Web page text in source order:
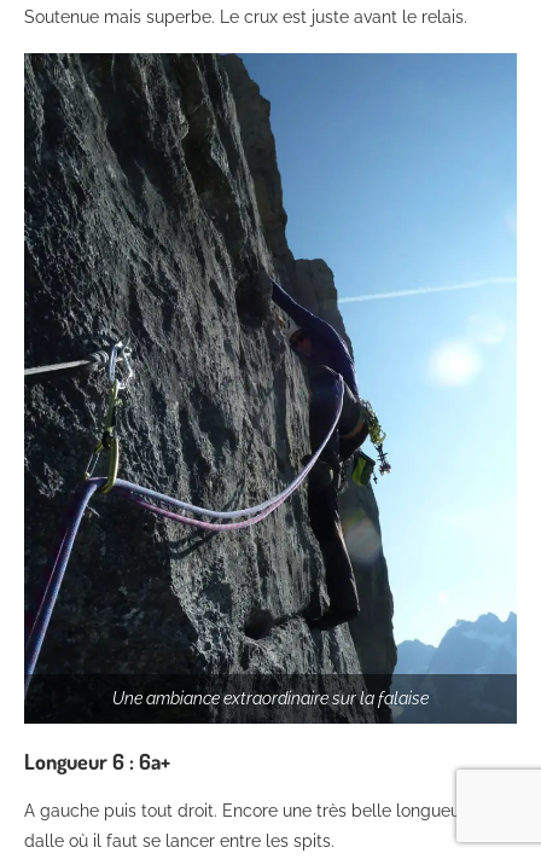
Soutenue mais superbe. Le crux est juste avant le relais.
Une ambiance extraordinaire sur la falaise
Longueur6 : 6a+
A gauche puis tout droit. Encore une très belle longueur en
dalle où il faut se lancer entre les spits.